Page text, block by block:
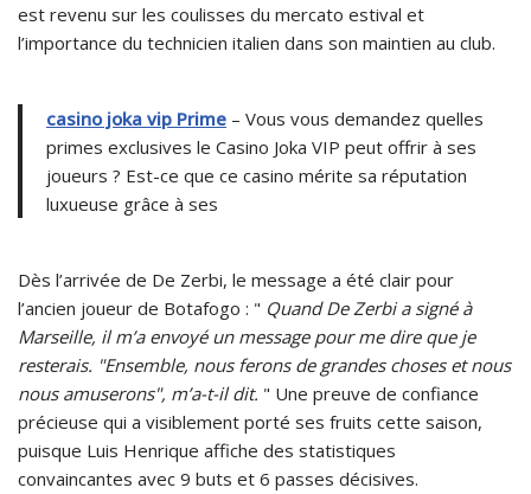
est revenu sur les coulisses du mercato estival et
l’importance du technicien italien dans son maintien au club.
casino joka vip Prime – Vous vous demandez quelles
primes exclusives le Casino Joka VIP peut offrir à ses
joueurs ? Est-ce que ce casino mérite sa réputation
luxueuse grâce à ses
Dès l’arrivée de De Zerbi, le message a été clair pour
l’ancien joueur de Botafogo : " Quand De Zerbi a signé à
Marseille, il m’a envoyé un message pour me dire que je
resterais. "Ensemble, nous ferons de grandes choses et nous
nous amuserons", m’a-t-il dit. " Une preuve de confiance
précieuse qui a visiblement porté ses fruits cette saison,
puisque Luis Henrique affiche des statistiques
convaincantes avec 9 buts et 6 passes décisives.